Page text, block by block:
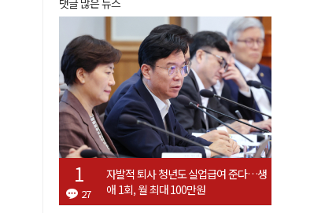
댓글 많은 뉴스
27
자발적 퇴사 청년도 실업급여 준다…생
애 1회, 월 최대 100만원